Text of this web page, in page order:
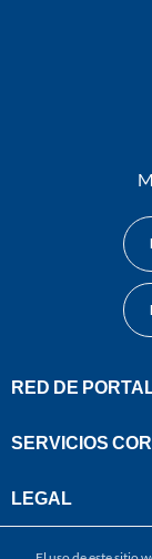
RED DE
SERVICIOS
LEGAL